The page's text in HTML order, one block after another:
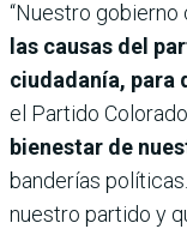
“Nuestro gobierno
las causas del
ciudadanía, para
el Partido
bienestar de
banderías
nuestro partido y